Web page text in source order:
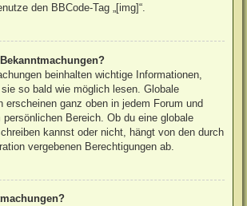
den BBCode-Tag „[img]“.
beinhalten wichtige Informationen,
so bald wie möglich lesen. Globale
erscheinen ganz oben in jedem Forum und
Bereich. Ob du eine globale
kannst oder nicht, hängt von den durch
vergebenen Berechtigungen ab.